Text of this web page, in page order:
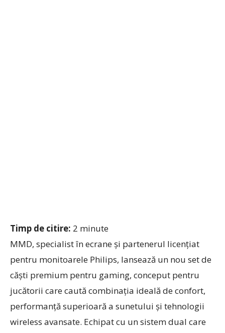
Timp de citire: 2 minute
MMD, specialist în ecrane și partenerul licențiat
pentru monitoarele Philips, lansează un nou set de
căști premium pentru gaming, conceput pentru
jucătorii care caută combinația ideală de confort,
performanță superioară a sunetului și tehnologii
wireless avansate. Echipat cu un sistem dual care